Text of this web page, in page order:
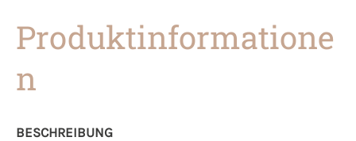
Produktinformatione
n
BESCHREIBUNG